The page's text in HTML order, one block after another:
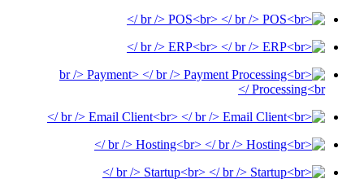
<br /> POS<br />
<br /> ERP<br />
<br /> Payment
Processing<br
<br /> Email Client<br />
<br /> Hosting<br />
<br /> Startup<br />